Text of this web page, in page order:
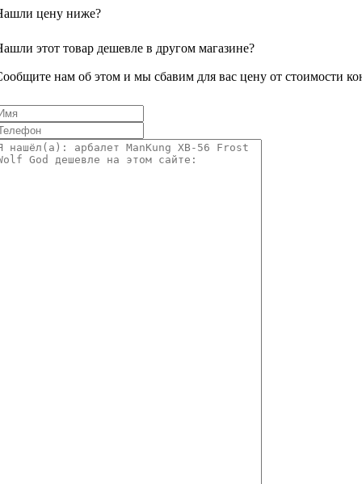
цену ниже?
этот товар дешевле в другом магазине?
нам об этом и мы сбавим для вас цену от стоимости